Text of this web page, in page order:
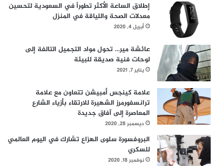
إطلاق الساعة الأكثر تطوراً في السعودية لتحسين
معدلات الصحة واللياقة في المنزل
أبريل 4, 2020
عائشة مير… تحول مواد التجميل التالفة إلى
لوحات فنية صديقة للبيئة
يناير 7, 2021
علامة كينجس أمبيشن تتعاون مع علامة
ترانسفورمرز الشهيرة للارتقاء بأزياء الشارع
المعاصرة إلى آفاق جديدة
ديسمبر 28, 2020
البروفسورة سلوى الهزاع تشارك في اليوم العالمي
للسكري
نوفمبر 18, 2020